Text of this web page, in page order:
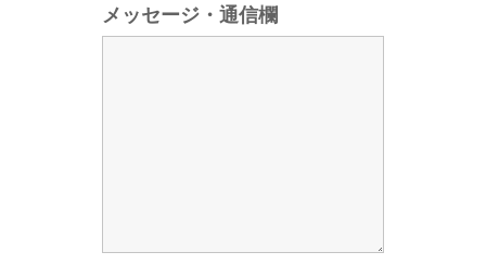
メッセージ・通信欄